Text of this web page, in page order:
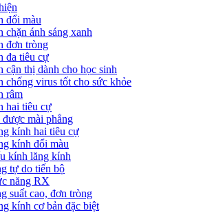
đổi màu
chặn ánh sáng xanh
đơn tròng
đa tiêu cự
cận thị dành cho học sinh
chống virus tốt cho sức khỏe
râm
hai tiêu cự
mài phẳng
kính hai tiêu cự
kính đổi màu
kính lăng kính
tự do tiến bộ
năng RX
suất cao, đơn tròng
kính cơ bản đặc biệt